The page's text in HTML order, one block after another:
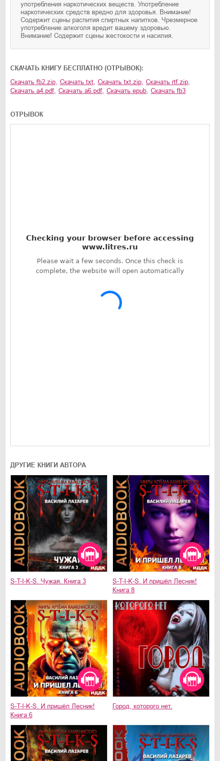
употребления наркотических веществ. Употребление
наркотических средств вредно для здоровья. Внимание!
Содержит сцены распития спиртных напитков. Чрезмерное
употребление алкоголя вредит вашему здоровью.
Внимание! Содержит сцены жестокости и насилия.
CКАЧАТЬ КНИГУ БЕСПЛАТНО (ОТРЫВОК):
Скачать fb2.zip, Скачать txt, Скачать txt.zip, Скачать rtf.zip,
Скачать a4.pdf, Скачать a6.pdf, Скачать epub, Скачать fb3
ОТРЫВОК
ДРУГИЕ КНИГИ АВТОРА
S-T-I-K-S. Чужая. Книга 3
S-T-I-K-S. И пришёл Лесник!
Книга 8
S-T-I-K-S. И пришёл Лесник!
Книга 6
Город, которого нет.